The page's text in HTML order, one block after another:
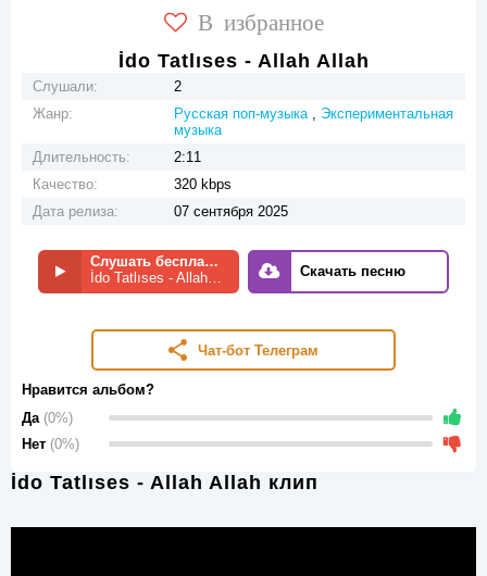
В избранное
İdo Tatlıses - Allah Allah
Слушали:
2
Жанр:
Русская поп-музыка, Экспериментальная
музыка
Длительность:
2:11
Качество:
320 kbps
Дата релиза:
07 сентября 2025
Слушать бесплатно
İdo Tatlıses - Allah Allah
Скачать песню
Чат-бот Телеграм
Нравится альбом?
Да (0%)
Нет (0%)
İdo Tatlıses - Allah Allah клип